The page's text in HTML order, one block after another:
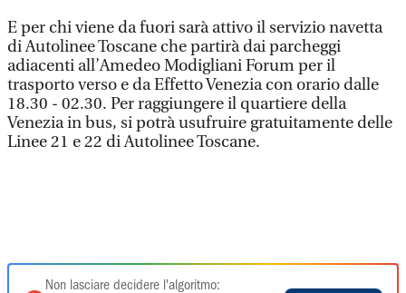
E per chi viene da fuori sarà attivo il servizio navetta
di Autolinee Toscane che partirà dai parcheggi
adiacenti all’Amedeo Modigliani Forum per il
trasporto verso e da Effetto Venezia con orario dalle
18.30 - 02.30. Per raggiungere il quartiere della
Venezia in bus, si potrà usufruire gratuitamente delle
Linee 21 e 22 di Autolinee Toscane.
Non lasciare decidere l'algoritmo: